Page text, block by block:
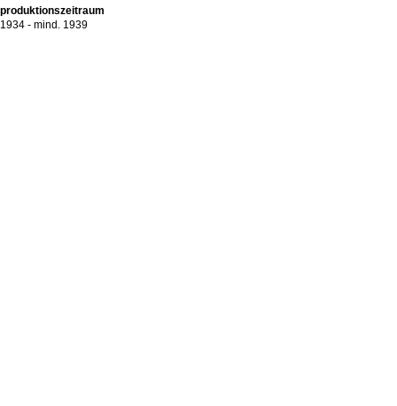
produktionszeitraum
1934 - mind. 1939